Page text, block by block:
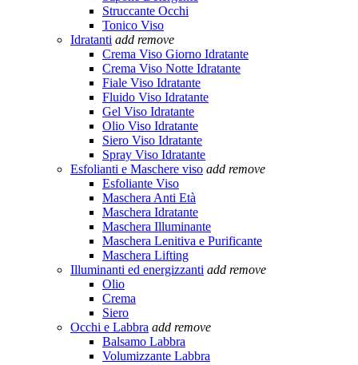
Struccante Occhi
Tonico Viso
Idratanti add remove
Crema Viso Giorno Idratante
Crema Viso Notte Idratante
Fiale Viso Idratante
Fluido Viso Idratante
Gel Viso Idratante
Olio Viso Idratante
Siero Viso Idratante
Spray Viso Idratante
Esfolianti e Maschere viso add remove
Esfoliante Viso
Maschera Anti Età
Maschera Idratante
Maschera Illuminante
Maschera Lenitiva e Purificante
Maschera Lifting
Illuminanti ed energizzanti add remove
Olio
Crema
Siero
Occhi e Labbra add remove
Balsamo Labbra
Volumizzante Labbra